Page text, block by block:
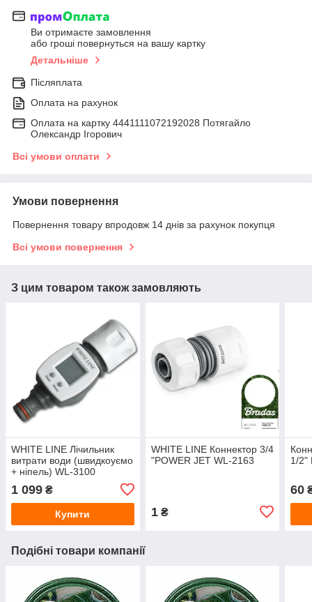
Ви отримаєте замовлення
або гроші повернуться на вашу картку
Детальніше
Післяплата
Оплата на рахунок
Оплата на картку 4441111072192028 Потягайло
Олександр Ігорович
Всі умови оплати
Умови повернення
Повернення товару впродовж 14 днів за рахунок покупця
Всі умови повернення
З цим товаром також замовляють
WHITE LINE Лічильник
витрати води (швидкоуємо
+ ніпель) WL-3100
1 099 ₴
Купити
WHITE LINE Коннектор 3/4
"POWER JET WL-2163
1₴
1/2"
60
Подібні товари компанії